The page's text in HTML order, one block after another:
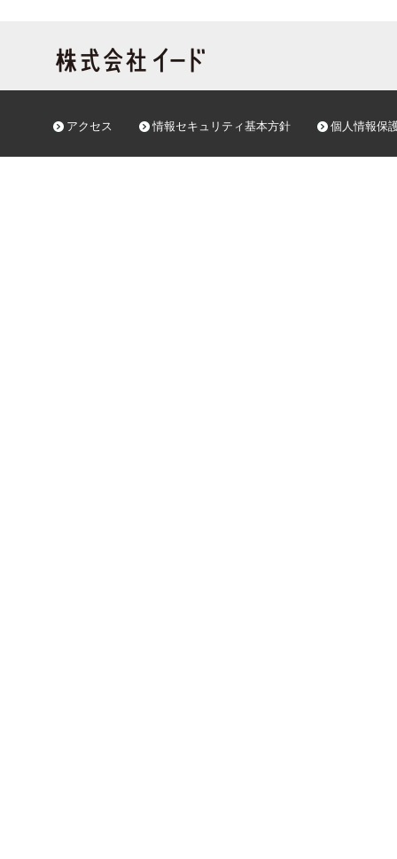
アクセス 情報セキュリティ基本方針 個人情報保